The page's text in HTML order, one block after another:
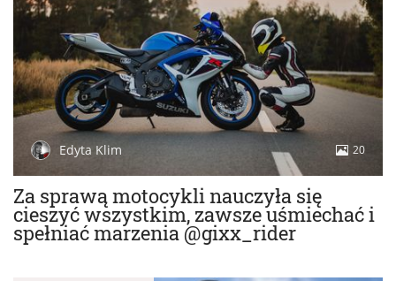
Za sprawą motocykli nauczyła się
cieszyć wszystkim, zawsze uśmiechać i
spełniać marzenia @gixx_rider
Edyta Klim 20